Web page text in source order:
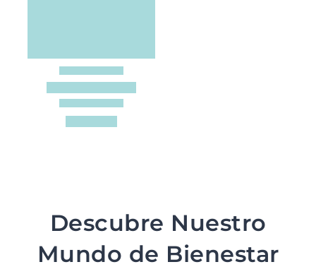
Descubre Nuestro
Mundo de Bienestar